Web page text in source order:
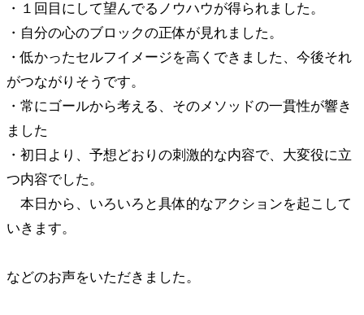
・１回目にして望んでるノウハウが得られました。
・自分の心のブロックの正体が見れました。
・低かったセルフイメージを高くできました、今後それ
がつながりそうです。
・常にゴールから考える、そのメソッドの一貫性が響き
ました
・初日より、予想どおりの刺激的な内容で、大変役に立
つ内容でした。
本日から、いろいろと具体的なアクションを起こして
いきます。
などのお声をいただきました。